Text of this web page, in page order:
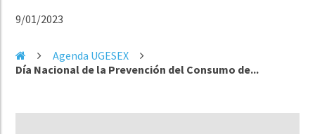
9/01/2023
Agenda UGESEX
Día Nacional de la Prevención del Consumo de...